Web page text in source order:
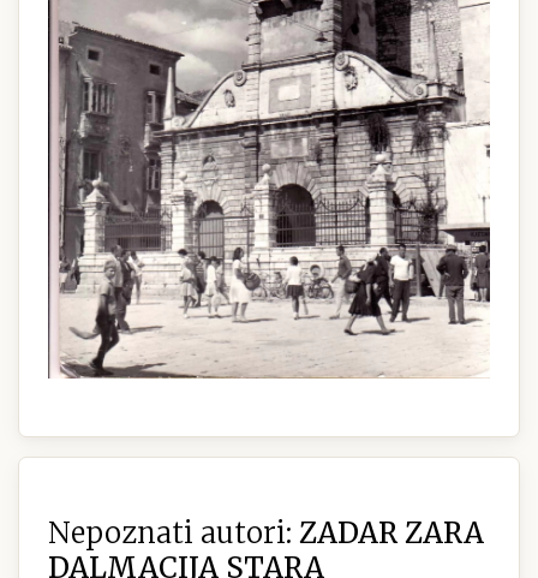
Nepoznati autori: ZADAR ZARA
DALMACIJA STARA